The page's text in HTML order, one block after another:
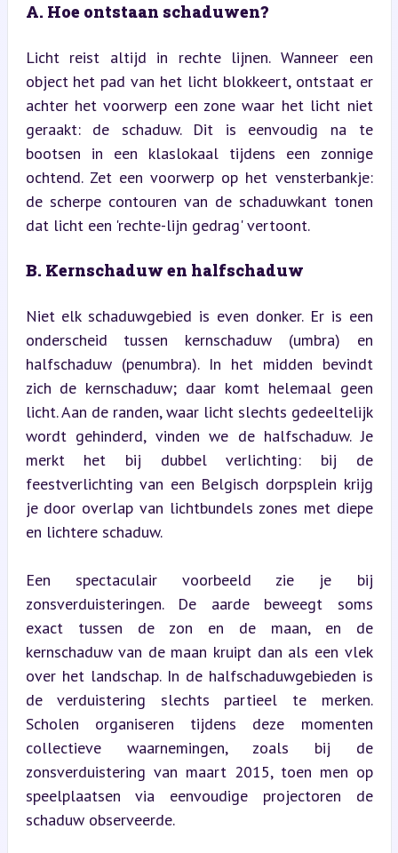
A. Hoe ontstaan schaduwen?
Licht reist altijd in rechte lijnen. Wanneer een
object het pad van het licht blokkeert, ontstaat er
achter het voorwerp een zone waar het licht niet
geraakt: de schaduw. Dit is eenvoudig na te
bootsen in een klaslokaal tijdens een zonnige
ochtend. Zet een voorwerp op het vensterbankje:
de scherpe contouren van de schaduwkant tonen
dat licht een 'rechte-lijn gedrag' vertoont.
B. Kernschaduw en halfschaduw
Niet elk schaduwgebied is even donker. Er is een
onderscheid tussen kernschaduw (umbra) en
halfschaduw (penumbra). In het midden bevindt
zich de kernschaduw; daar komt helemaal geen
licht. Aan de randen, waar licht slechts gedeeltelijk
wordt gehinderd, vinden we de halfschaduw. Je
merkt het bij dubbel verlichting: bij de
feestverlichting van een Belgisch dorpsplein krijg
je door overlap van lichtbundels zones met diepe
en lichtere schaduw.
Een spectaculair voorbeeld zie je bij
zonsverduisteringen. De aarde beweegt soms
exact tussen de zon en de maan, en de
kernschaduw van de maan kruipt dan als een vlek
over het landschap. In de halfschaduwgebieden is
de verduistering slechts partieel te merken.
Scholen organiseren tijdens deze momenten
collectieve waarnemingen, zoals bij de
zonsverduistering van maart 2015, toen men op
speelplaatsen via eenvoudige projectoren de
schaduw observeerde.